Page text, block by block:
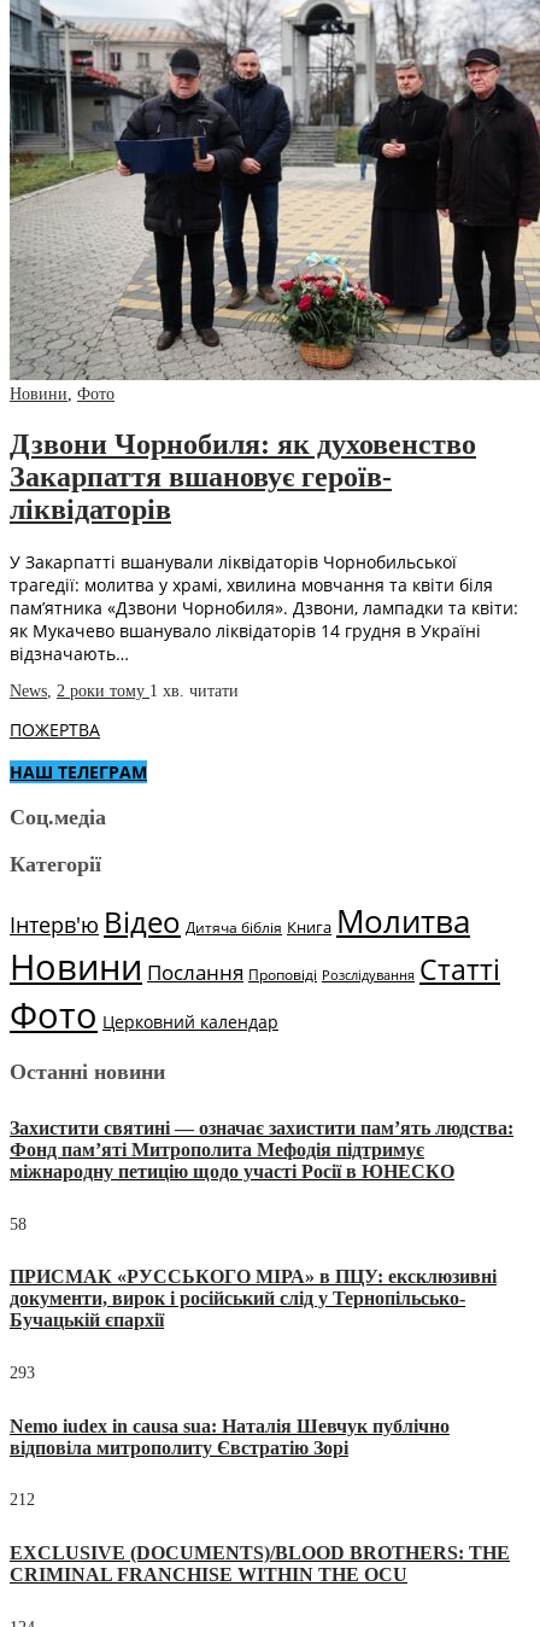
Новини, Фото
Дзвони Чорнобиля: як духовенство
Закарпаття вшановує героїв-
ліквідаторів
У Закарпатті вшанували ліквідаторів Чорнобильської
трагедії: молитва у храмі, хвилина мовчання та квіти біля
пам’ятника «Дзвони Чорнобиля». Дзвони, лампадки та квіти:
як Мукачево вшанувало ліквідаторів 14 грудня в Україні
відзначають…
News, 2 роки тому 1 хв. читати
ПОЖЕРТВА
НАШ ТЕЛЕГРАМ
Соц.медіа
Категорії
Інтерв'ю Відео Дитяча біблія Книга Молитва
Новини Послання Проповіді Розслідування Статті
Фото Церковний календар
Останні новини
Захистити святині — означає захистити пам’ять людства:
Фонд пам’яті Митрополита Мефодія підтримує
міжнародну петицію щодо участі Росії в ЮНЕСКО
58
ПРИСМАК «РУССЬКОГО МІРА» в ПЦУ: ексклюзивні
документи, вирок і російський слід у Тернопільсько-
Бучацькій єпархії
293
Nemo iudex in causa sua: Наталія Шевчук публічно
відповіла митрополиту Євстратію Зорі
212
EXCLUSIVE (DOCUMENTS)/BLOOD BROTHERS: THE
CRIMINAL FRANCHISE WITHIN THE OCU